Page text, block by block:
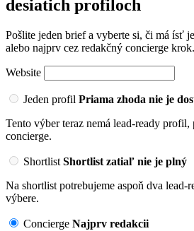
desiatich profiloch
Pošlite jeden brief a vyberte si, či má ísť
alebo najprv cez redakčný concierge krok.
Website
Jeden profil Priama zhoda nie je
Tento výber teraz nemá lead-ready profil,
concierge.
Shortlist Shortlist zatiaľ nie je plný
Na shortlist potrebujeme aspoň dva
výbere.
Concierge Najprv redakcii